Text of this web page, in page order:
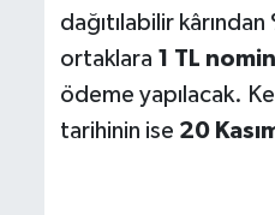
dağıtılabilir kârından
ortaklara 1 TL
ödeme yapılacak.
tarihinin ise 20